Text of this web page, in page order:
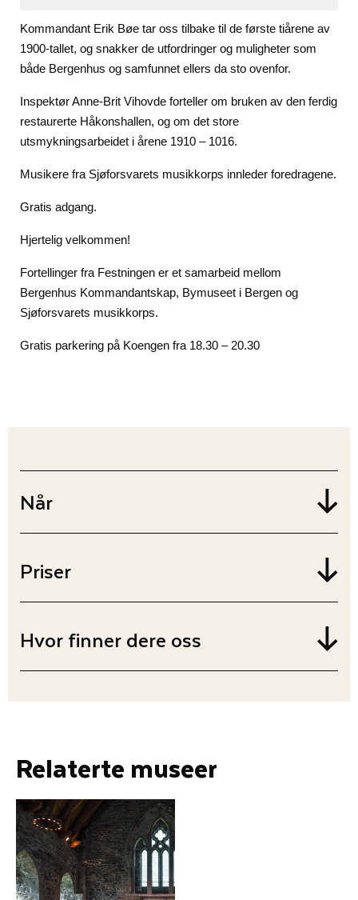
Kommandant Erik Bøe tar oss tilbake til de første tiårene av
1900-tallet, og snakker de utfordringer og muligheter som
både Bergenhus og samfunnet ellers da sto ovenfor.
Inspektør Anne-Brit Vihovde forteller om bruken av den ferdig
restaurerte Håkonshallen, og om det store
utsmykningsarbeidet i årene 1910 – 1016.
Musikere fra Sjøforsvarets musikkorps innleder foredragene.
Gratis adgang.
Hjertelig velkommen!
Fortellinger fra Festningen er et samarbeid mellom
Bergenhus Kommandantskap, Bymuseet i Bergen og
Sjøforsvarets musikkorps.
Gratis parkering på Koengen fra 18.30 – 20.30
Når
Priser
Hvor finner dere oss
Relaterte museer